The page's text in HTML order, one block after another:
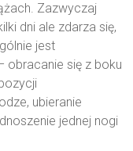
Zazwyczaj
dni ale zdarza się,
jest
obracanie się z boku
ubieranie
jednej nogi